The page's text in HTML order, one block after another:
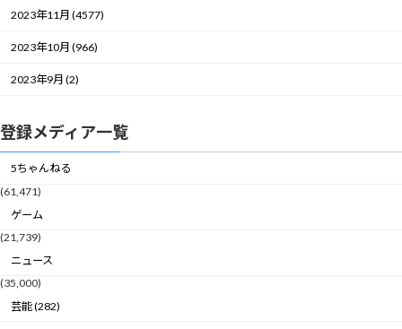
2023年11月 (4577)
2023年10月 (966)
2023年9月 (2)
登録メディア一覧
5ちゃんねる
(61,471)
ゲーム
(21,739)
ニュース
(35,000)
芸能 (282)